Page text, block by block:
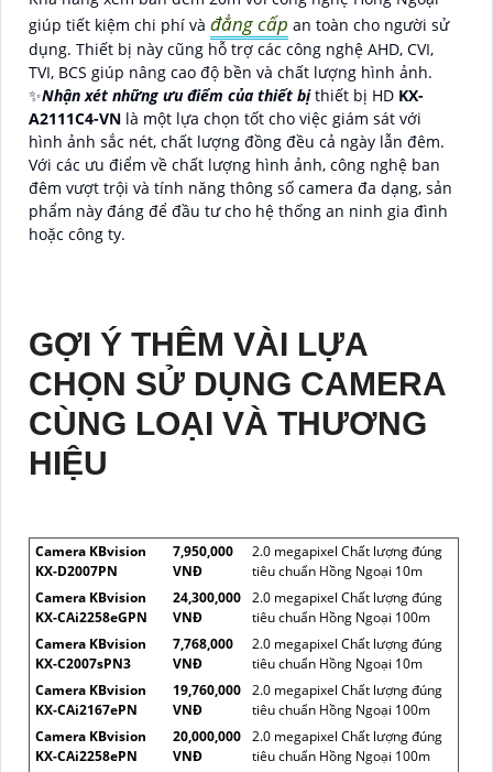
giúp tiết kiệm chi phí và đẳng cấp an toàn cho người sử
dụng. Thiết bị này cũng hỗ trợ các công nghệ AHD, CVI,
TVI, BCS giúp nâng cao độ bền và chất lượng hình ảnh.
✨Nhận xét những ưu điểm của thiết bịthiết bị HD KX-
A2111C4-VN là một lựa chọn tốt cho việc giám sát với
hình ảnh sắc nét, chất lượng đồng đều cả ngày lẫn đêm.
Với các ưu điểm về chất lượng hình ảnh, công nghệ ban
đêm vượt trội và tính năng thông số camera đa dạng, sản
phẩm này đáng để đầu tư cho hệ thống an ninh gia đình
hoặc công ty.
GỢI Ý THÊM VÀI LỰA
CHỌN SỬ DỤNG CAMERA
CÙNG LOẠI VÀ THƯƠNG
HIỆU
Camera KBvision
KX-D2007PN
7,950,000
VNĐ
2.0 megapixel Chất lượng đúng
tiêu chuẩn Hồng Ngoại 10m
Camera KBvision
KX-CAi2258eGPN
24,300,000
VNĐ
2.0 megapixel Chất lượng đúng
tiêu chuẩn Hồng Ngoại 100m
Camera KBvision
KX-C2007sPN3
7,768,000
VNĐ
2.0 megapixel Chất lượng đúng
tiêu chuẩn Hồng Ngoại 10m
Camera KBvision
KX-CAi2167ePN
19,760,000
VNĐ
2.0 megapixel Chất lượng đúng
tiêu chuẩn Hồng Ngoại 100m
Camera KBvision
KX-CAi2258ePN
20,000,000
VNĐ
2.0 megapixel Chất lượng đúng
tiêu chuẩn Hồng Ngoại 100m